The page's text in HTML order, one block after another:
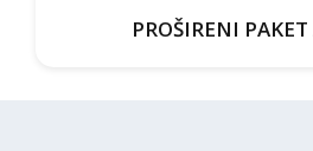
PROŠIRENI